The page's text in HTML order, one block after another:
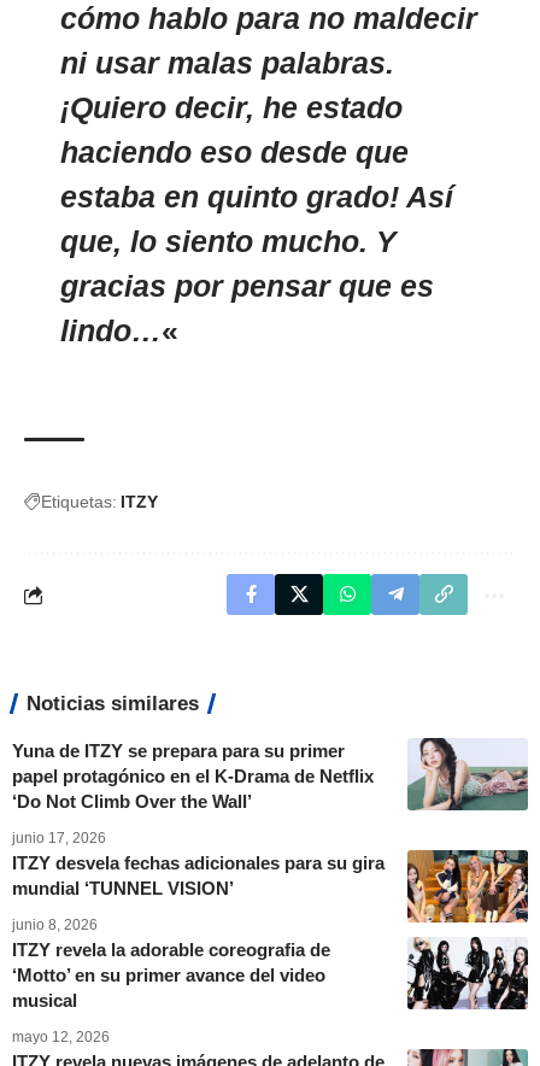
cómo hablo para no maldecir
ni usar malas palabras.
¡Quiero decir, he estado
haciendo eso desde que
estaba en quinto grado! Así
que, lo siento mucho. Y
gracias por pensar que es
lindo…«
Etiquetas: ITZY
Noticias similares
Yuna de ITZY se prepara para su primer
papel protagónico en el K-Drama de Netflix
‘Do Not Climb Over the Wall’
junio 17, 2026
ITZY desvela fechas adicionales para su gira
mundial ‘TUNNEL VISION’
junio 8, 2026
ITZY revela la adorable coreografia de
‘Motto’ en su primer avance del video
musical
mayo 12, 2026
ITZY revela nuevas imágenes de adelanto de